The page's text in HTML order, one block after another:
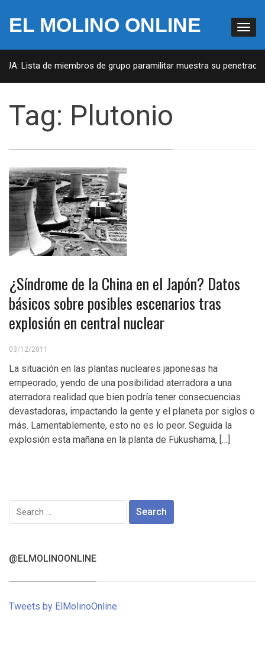
EL MOLINO ONLINE
Lista de miembros de grupo paramilitar muestra su
Tag: Plutonio
¿Síndrome de la China en el Japón? Datos
básicos sobre posibles escenarios tras
explosión en central nuclear
03/12/2011
La situación en las plantas nucleares japonesas ha
empeorado, yendo de una posibilidad aterradora a una
aterradora realidad que bien podría tener consecuencias
devastadoras, impactando la gente y el planeta por siglos o
más. Lamentablemente, esto no es lo peor. Seguida la
explosión esta mañana en la planta de Fukushama, […]
Search
for:
@ELMOLINOONLINE
Tweets by ElMolinoOnline